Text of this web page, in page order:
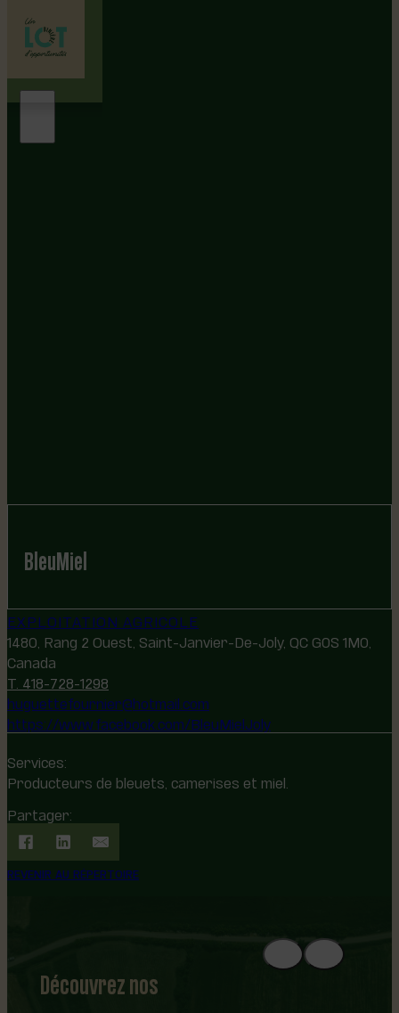
BleuMiel
EXPLOITATION AGRICOLE
1480, Rang 2 Ouest, Saint-Janvier-De-Joly, QC G0S 1M0,
Canada
T. 418-728-1298
huguettefournier@hotmail.com
https://www.facebook.com/BleuMielJoly
Services:
Producteurs de bleuets, camerises et miel.
Partager:
REVENIR AU RÉPERTOIRE
Découvrez nos